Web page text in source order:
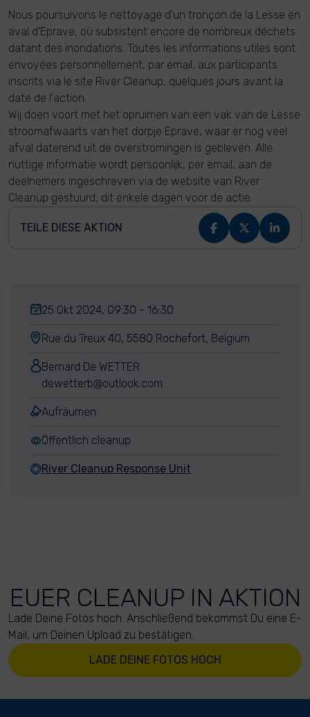
Nous poursuivons le nettoyage d'un tronçon de la Lesse en
aval d'Eprave, où subsistent encore de nombreux déchets
datant des inondations. Toutes les informations utiles sont
envoyées personnellement, par email, aux participants
inscrits via le site River Cleanup, quelques jours avant la
date de l'action.
Wij doen voort met het opruimen van een vak van de Lesse
stroomafwaarts van het dorpje Eprave, waar er nog veel
afval daterend uit de overstromingen is gebleven. Alle
nuttige informatie wordt persoonlijk, per email, aan de
deelnemers ingeschreven via de website van River
Cleanup gestuurd, dit enkele dagen voor de actie.
TEILE DIESE AKTION
25 Okt 2024, 09:30 - 16:30
Rue du Treux 40, 5580 Rochefort, Belgium
Bernard De WETTER
dewetterb@outlook.com
Aufräumen
Öffentlich cleanup
River Cleanup Response Unit
EUER CLEANUP IN AKTION
Lade Deine Fotos hoch. Anschließend bekommst Du eine E-
Mail, um Deinen Upload zu bestätigen.
LADE DEINE FOTOS HOCH